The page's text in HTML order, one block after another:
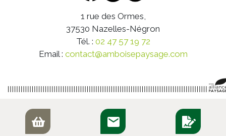
1 rue des Ormes,
37530 Nazelles-Négron
Tél. : 02 47 57 19 72
Email : contact@amboisepaysage.com
Copyright © Amboise Paysage by ADH 2026 - Made with
by Mister Harry
Politique de confidentialité-